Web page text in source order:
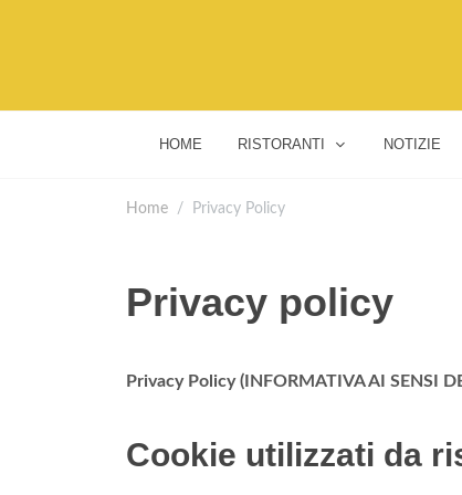
HOME RISTORANTI NOTIZIE
Home Privacy Policy
Privacy policy
Privacy Policy (INFORMATIVA AI SENSI
Cookie utilizzati da